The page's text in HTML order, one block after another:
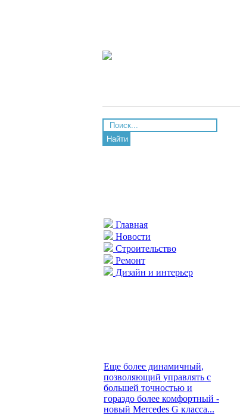
Найти
Главная
Новости
Строительство
Ремонт
Дизайн и интерьер
Еще более динамичный,
позволяющий управлять с
большей точностью и
гораздо более комфортный -
новый Mercedes G класса...